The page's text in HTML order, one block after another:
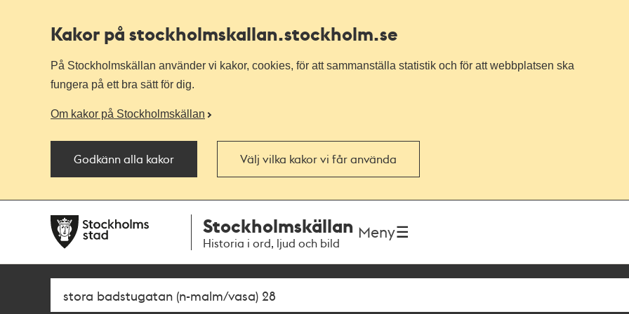
Kakor på stockholmskallan.stockholm.se
På Stockholmskällan använder vi kakor, cookies, för att sammanställa statistik och för att webbplatsen ska
fungera på ett bra sätt för dig.
Om kakor på Stockholmskällan
Godkänn alla kakor Välj vilka kakor vi får använda
navigationen
huvudinnehållet
Stockholmskällan
Historia i ord, ljud och bild
Meny
Sök